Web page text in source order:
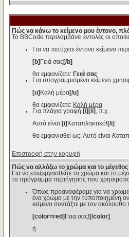
Πώς να κάνω το κείμενο μου έντονο,
Το BBCode περιλαμβάνει εντολές οι
Για να πετύχετε έντονο κείμενο
[b] Γειά σας [/b]
θα εμφανίζετε: Γειά σας
Για υπογραμμισμένο κείμενο
[u] Καλή μέρα[/u]
θα εμφανίζετε: Καλή μέρα
Για πλάγια γραφή [i][/i]
, π.χ.
Αυτό είναι [i] Καταπληκτικό![/i]
θα εμφανισθεί ως: Αυτό είναι
Επιστροφή στην κορυφή
Πώς να αλλάξω το χρώμα και το μέγεθος
Για να επεξεργασθείτε το χρώμα και το
το πρόγραμμα περιήγησης που
Όπως προαναφέραμε για να
ένα χρώμα με την τυποποιημένη
κείμενο συντάξτε με τον ακόλουθο
[color=red] Γεια σας![/color]
ή